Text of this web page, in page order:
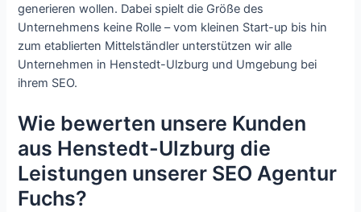
generieren wollen. Dabei spielt die Größe des
Unternehmens keine Rolle – vom kleinen Start-up bis hin
zum etablierten Mittelständler unterstützen wir alle
Unternehmen in Henstedt-Ulzburg und Umgebung bei
ihrem SEO.
Wie bewerten unsere Kunden
aus Henstedt-Ulzburg die
Leistungen unserer SEO Agentur
Fuchs?